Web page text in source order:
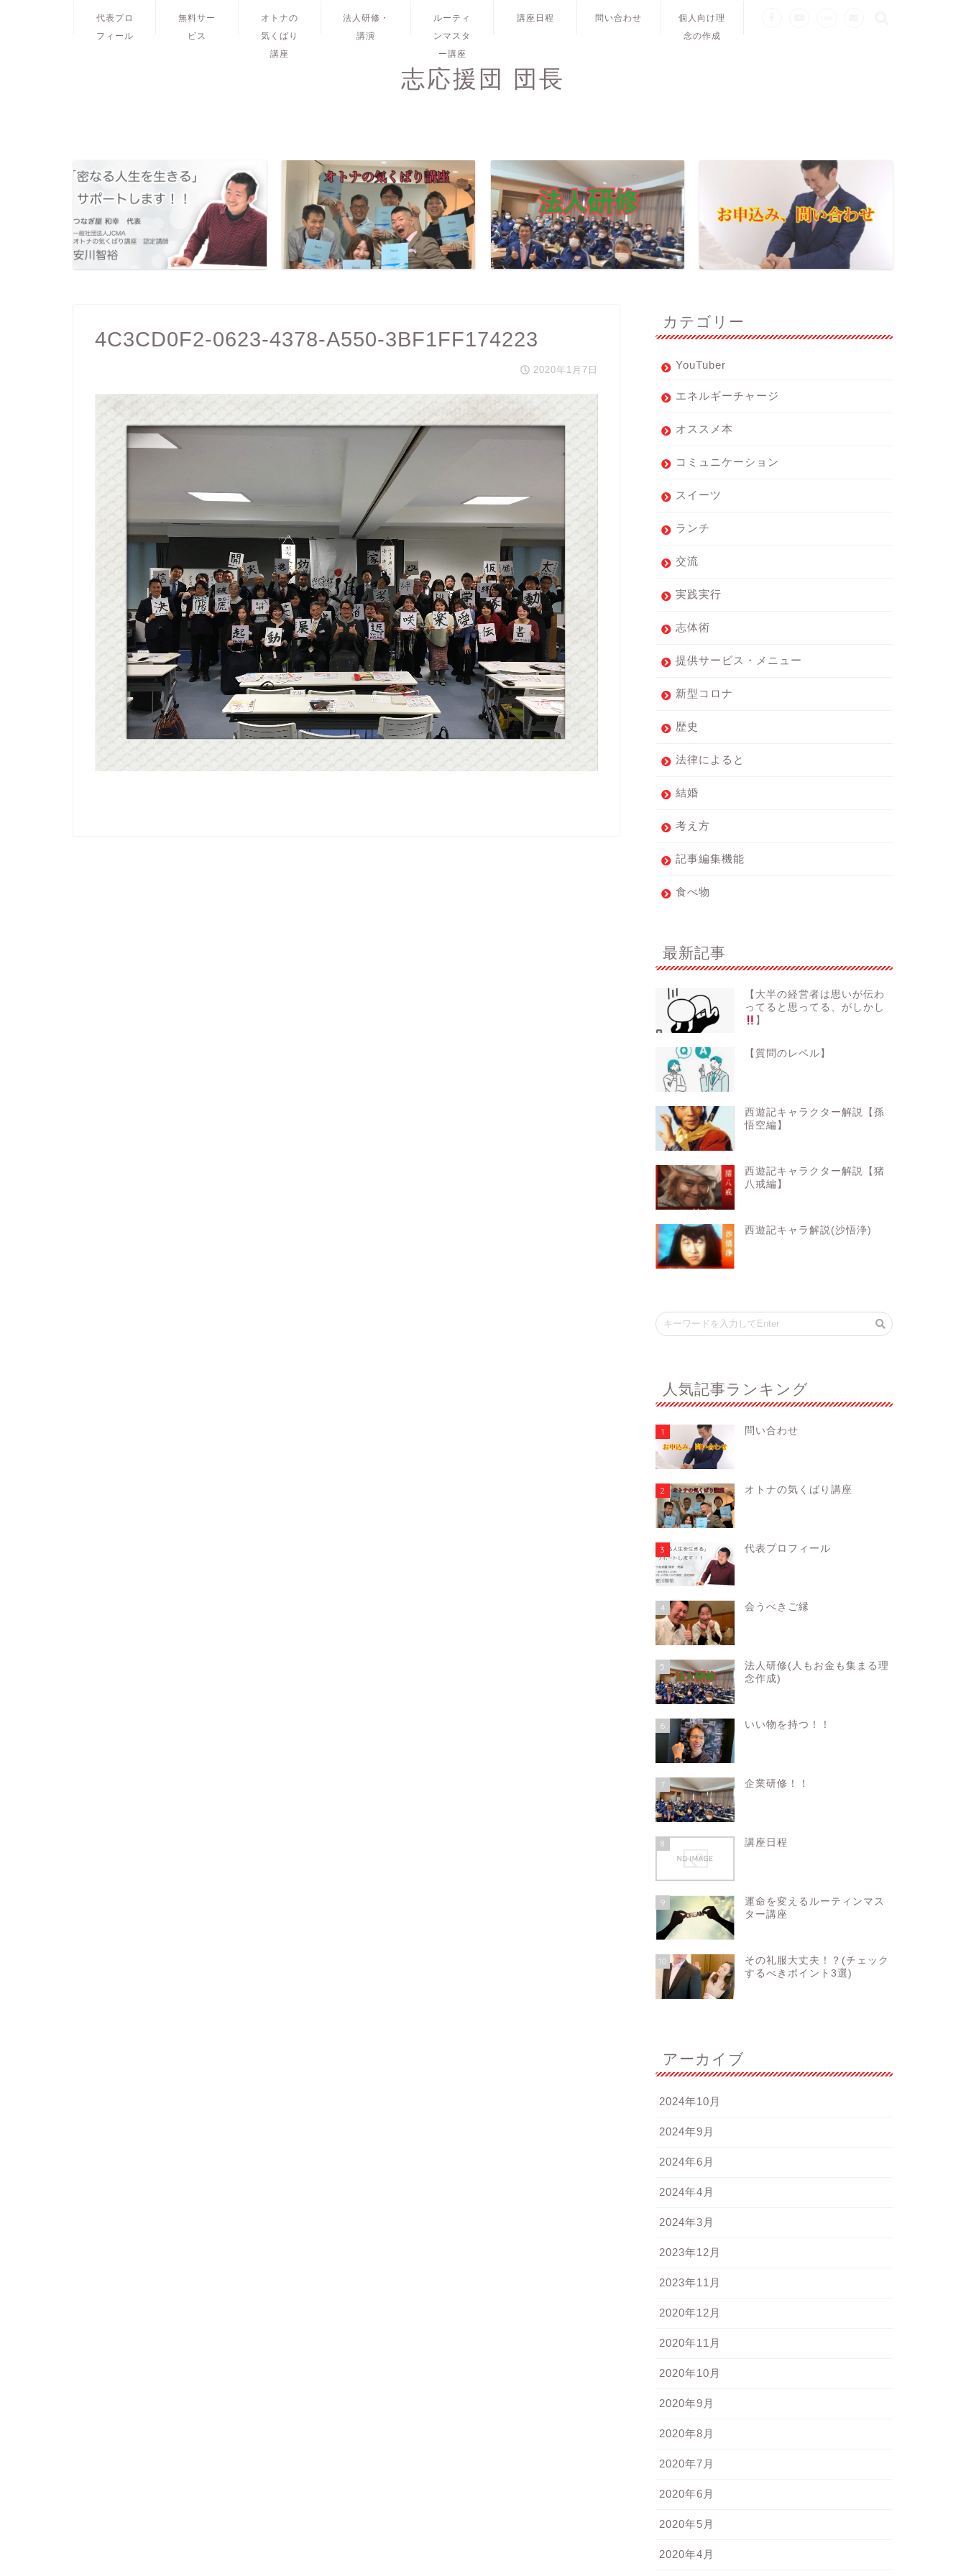
代表プロ
フィール
無料サー
ビス
オトナの
気くばり
講座
法人研修・
講演
ルーティ
ンマスタ
ー講座
講座日程 問い合わせ
個人向け理
念の作成
志応援団 団長
4C3CD0F2-0623-4378-A550-3BF1FF174223
2020年1月7日
カテゴリー
YouTuber
エネルギーチャージ
オススメ本
コミュニケーション
スイーツ
ランチ
交流
実践実行
志体術
提供サービス・メニュー
新型コロナ
歴史
法律によると
結婚
考え方
記事編集機能
食べ物
最新記事
【大半の経営者は思いが伝わ
ってると思ってる、がしかし
】
【質問のレベル】
西遊記キャラクター解説【孫
悟空編】
西遊記キャラクター解説【猪
八戒編】
西遊記キャラ解説(沙悟浄)
人気記事ランキング
1 問い合わせ
2 オトナの気くばり講座
3 代表プロフィール
4 会うべきご縁
5
法人研修(人もお金も集まる理
念作成)
6 いい物を持つ！！
7 企業研修！！
8 講座日程
9
運命を変えるルーティンマス
ター講座
10
その礼服大丈夫！？(チェック
するべきポイント3選)
アーカイブ
2024年10月
2024年9月
2024年6月
2024年4月
2024年3月
2023年12月
2023年11月
2020年12月
2020年11月
2020年10月
2020年9月
2020年8月
2020年7月
2020年6月
2020年5月
2020年4月